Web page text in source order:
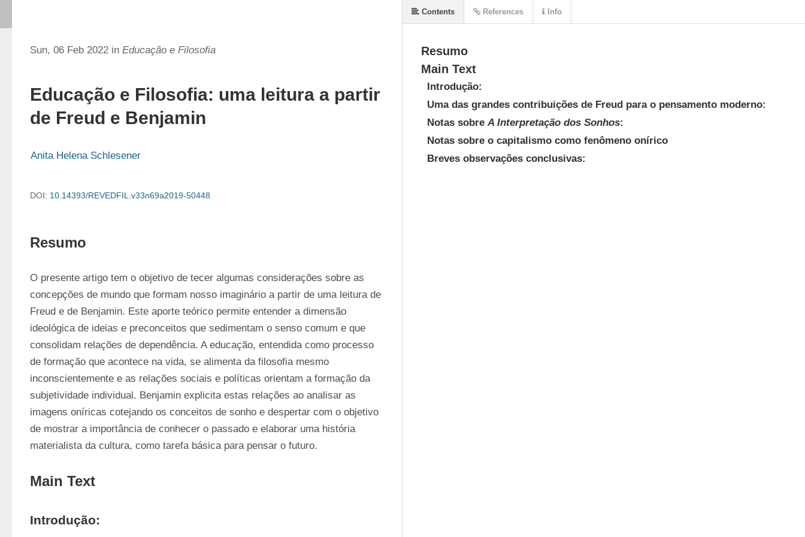
Sun, 06 Feb 2022 in Educação e Filosofia
Educação e Filosofia: uma leitura a partir
de Freud e Benjamin
Anita Helena Schlesener
DOI: 10.14393/REVEDFIL.v33n69a2019-50448
Resumo
O presente artigo tem o objetivo de tecer algumas considerações sobre as
concepções de mundo que formam nosso imaginário a partir de uma leitura de
Freud e de Benjamin. Este aporte teórico permite entender a dimensão
ideológica de ideias e preconceitos que sedimentam o senso comum e que
consolidam relações de dependência. A educação, entendida como processo
de formação que acontece na vida, se alimenta da filosofia mesmo
inconscientemente e as relações sociais e políticas orientam a formação da
subjetividade individual. Benjamin explicita estas relações ao analisar as
imagens oníricas cotejando os conceitos de sonho e despertar com o objetivo
de mostrar a importância de conhecer o passado e elaborar uma história
materialista da cultura, como tarefa básica para pensar o futuro.
Main Text
Introdução:
Resumo
Main Text
Introdução:
Uma das grandes contribuições de Freud para o pensamento moderno:
Notas sobre A Interpretação dos Sonhos:
Notas sobre o capitalismo como fenômeno onírico
Breves observações conclusivas:
Contents References Info